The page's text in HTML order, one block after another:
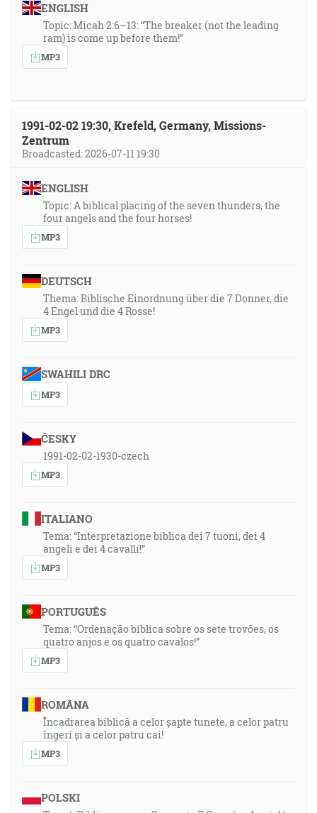
ENGLISH
Topic: Micah 2:6–13: “The breaker (not the leading
ram) is come up before them!”
MP3
1991-02-02 19:30, Krefeld, Germany, Missions-
Zentrum
Broadcasted: 2026-07-11 19:30
ENGLISH
Topic: A biblical placing of the seven thunders, the
four angels and the four horses!
MP3
DEUTSCH
Thema: Biblische Einordnung über die 7 Donner, die
4 Engel und die 4 Rosse!
MP3
SWAHILI DRC
MP3
ČESKY
1991-02-02-1930-czech
MP3
ITALIANO
Tema: “Interpretazione biblica dei 7 tuoni, dei 4
angeli e dei 4 cavalli!”
MP3
PORTUGUÊS
Tema: “Ordenação bíblica sobre os sete trovões, os
quatro anjos e os quatro cavalos!”
MP3
ROMÂNA
Încadrarea biblică a celor șapte tunete, a celor patru
îngeri și a celor patru cai!
MP3
POLSKI